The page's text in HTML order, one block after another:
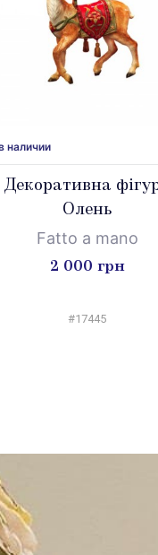
наличии
Декоративна
Олень
Fatto a mano
2 000 грн
#17445